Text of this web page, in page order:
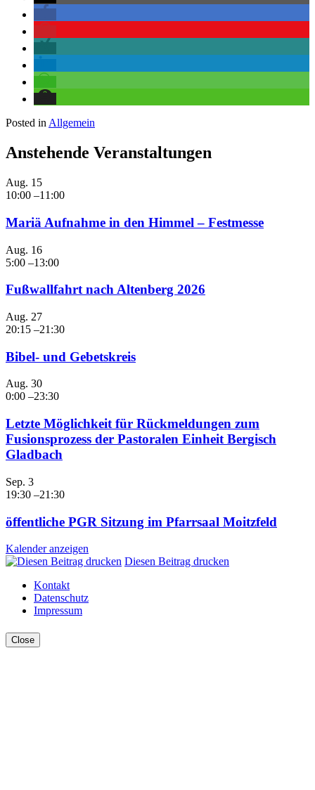
Posted in Allgemein
Anstehende Veranstaltungen
Aug. 15
10:00 –11:00
Mariä Aufnahme in den Himmel – Festmesse
Aug. 16
5:00 –13:00
Fußwallfahrt nach Altenberg 2026
Aug. 27
20:15 –21:30
Bibel- und Gebetskreis
Aug. 30
0:00 –23:30
Letzte Möglichkeit für Rückmeldungen zum
Fusionsprozess der Pastoralen Einheit Bergisch
Gladbach
Sep. 3
19:30 –21:30
öffentliche PGR Sitzung im Pfarrsaal Moitzfeld
Kalender anzeigen
Diesen Beitrag drucken
Kontakt
Datenschutz
Impressum
Close